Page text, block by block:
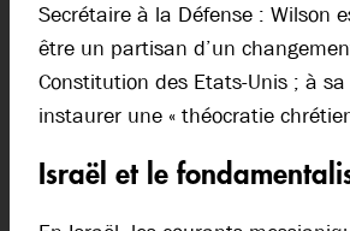
Secrétaire à la Défense : Wilson
être un partisan d’un
Constitution des Etats-Unis ; à
instaurer une « théocratie
Israël et le